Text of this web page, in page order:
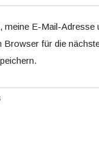
meine E-Mail-Adresse
Browser für die